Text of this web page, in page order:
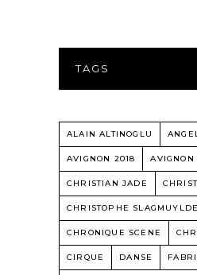
TAGS
ALAIN ALTINOGLU
AVIGNON 2018 AVIGNON
CHRISTIAN JADE
CHRISTOPHE
CHRONIQUE SCENE
CIRQUE DANSE